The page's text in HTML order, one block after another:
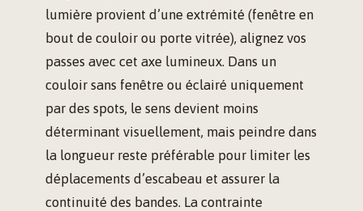
lumière provient d’une extrémité (fenêtre en
bout de couloir ou porte vitrée), alignez vos
passes avec cet axe lumineux. Dans un
couloir sans fenêtre ou éclairé uniquement
par des spots, le sens devient moins
déterminant visuellement, mais peindre dans
la longueur reste préférable pour limiter les
déplacements d’escabeau et assurer la
continuité des bandes. La contrainte